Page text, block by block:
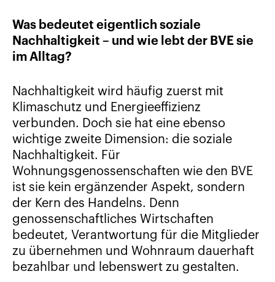
Was bedeutet eigentlich soziale
Nachhaltigkeit – und wie lebt der BVE sie
im Alltag?
Nachhaltigkeit wird häufig zuerst mit
Klimaschutz und Energieeffizienz
verbunden. Doch sie hat eine ebenso
wichtige zweite Dimension: die soziale
Nachhaltigkeit. Für
Wohnungsgenossenschaften wie den BVE
ist sie kein ergänzender Aspekt, sondern
der Kern des Handelns. Denn
genossenschaftliches Wirtschaften
bedeutet, Verantwortung für die Mitglieder
zu übernehmen und Wohnraum dauerhaft
bezahlbar und lebenswert zu gestalten.